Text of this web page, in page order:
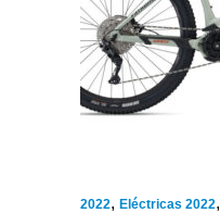
2022, Eléctricas 2022,